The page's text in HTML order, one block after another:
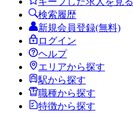
検索履歴
新規会員登録(無料)
ログイン
ヘルプ
エリアから探す
駅から探す
職種から探す
特徴から探す